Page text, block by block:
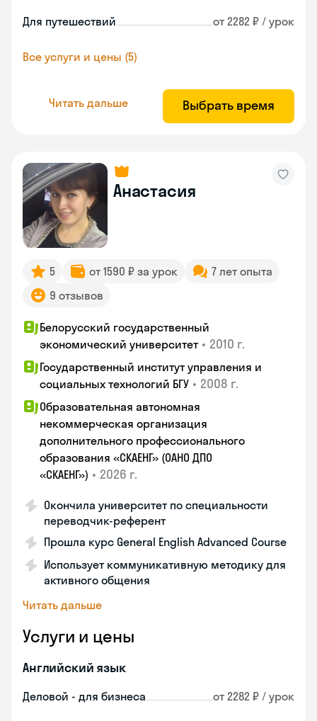
Для путешествий от 2282 ₽ / урок
Все услуги и цены (5)
Читать дальше Выбрать время
Анастасия
5 от 1590 ₽ за урок
7 лет опыта
9 отзывов
Белорусский государственный
экономический университет • 2010 г.
Государственный институт управления и
социальных технологий БГУ • 2008 г.
Образовательная автономная
некоммерческая организация
дополнительного профессионального
образования «СКАЕНГ» (ОАНО ДПО
«СКАЕНГ») • 2026 г.
Окончила университет по специальности
переводчик-референт
Прошла курс General English Advanced Course
Использует коммуникативную методику для
активного общения
Читать дальше
Услуги и цены
Английский язык
Деловой - для бизнеса от 2282 ₽ / урок